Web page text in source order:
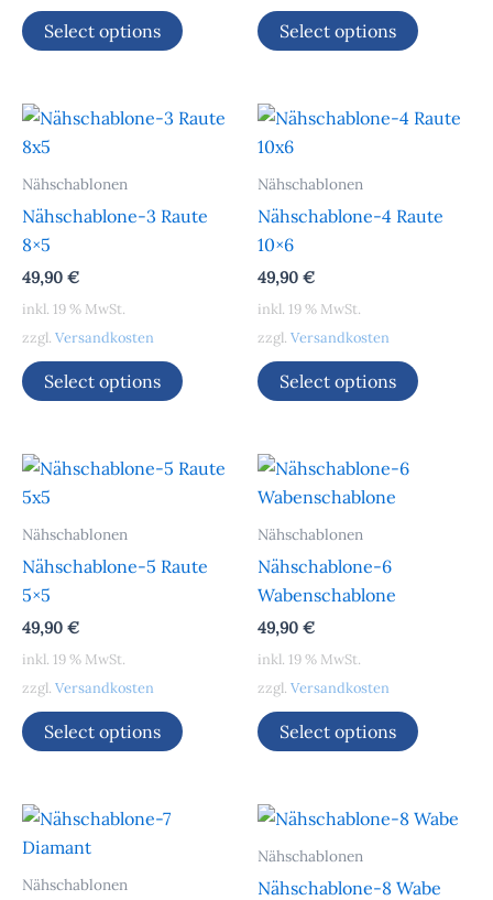
Select options Select options
Nähschablonen
Nähschablone-3 Raute
8×5
49,90 €
inkl. 19 % MwSt.
zzgl. Versandkosten
Select options
Nähschablonen
Nähschablone-4 Raute
10×6
49,90 €
inkl. 19 % MwSt.
zzgl. Versandkosten
Select options
Nähschablonen
Nähschablone-5 Raute
5×5
49,90 €
inkl. 19 % MwSt.
zzgl. Versandkosten
Select options
Nähschablonen
Nähschablone-6
Wabenschablone
49,90 €
inkl. 19 % MwSt.
zzgl. Versandkosten
Select options
Nähschablonen
Nähschablonen
Nähschablone-8 Wabe